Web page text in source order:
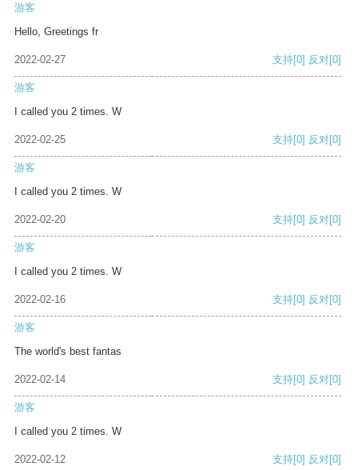
游客
Hello, Greetings fr
2022-02-27 支持[0] 反对[0]
游客
I called you 2 times. W
2022-02-25 支持[0] 反对[0]
游客
I called you 2 times. W
2022-02-20 支持[0] 反对[0]
游客
I called you 2 times. W
2022-02-16 支持[0] 反对[0]
游客
The world's best fantas
2022-02-14 支持[0] 反对[0]
游客
I called you 2 times. W
2022-02-12 支持[0] 反对[0]